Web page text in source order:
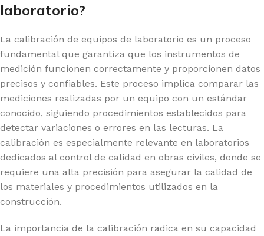
laboratorio?
La calibración de equipos de laboratorio es un proceso
fundamental que garantiza que los instrumentos de
medición funcionen correctamente y proporcionen datos
precisos y confiables. Este proceso implica comparar las
mediciones realizadas por un equipo con un estándar
conocido, siguiendo procedimientos establecidos para
detectar variaciones o errores en las lecturas. La
calibración es especialmente relevante en laboratorios
dedicados al control de calidad en obras civiles, donde se
requiere una alta precisión para asegurar la calidad de
los materiales y procedimientos utilizados en la
construcción.
La importancia de la calibración radica en su capacidad